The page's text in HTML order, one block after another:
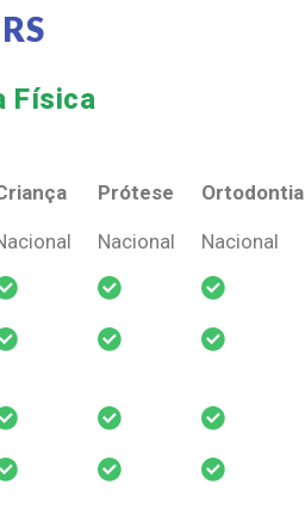
Física​
Prótese
Ortodontia
Prótese Ortodontia
Nacional Nacional